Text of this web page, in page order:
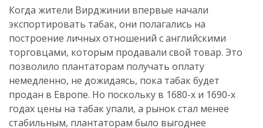
Когда жители Вирджинии впервые начали
экспортировать табак, они полагались на
построение личных отношений с английскими
торговцами, которым продавали свой товар. Это
позволило плантаторам получать оплату
немедленно, не дожидаясь, пока табак будет
продан в Европе. Но поскольку в 1680-х и 1690-х
годах цены на табак упали, а рынок стал менее
стабильным, плантаторам было выгоднее